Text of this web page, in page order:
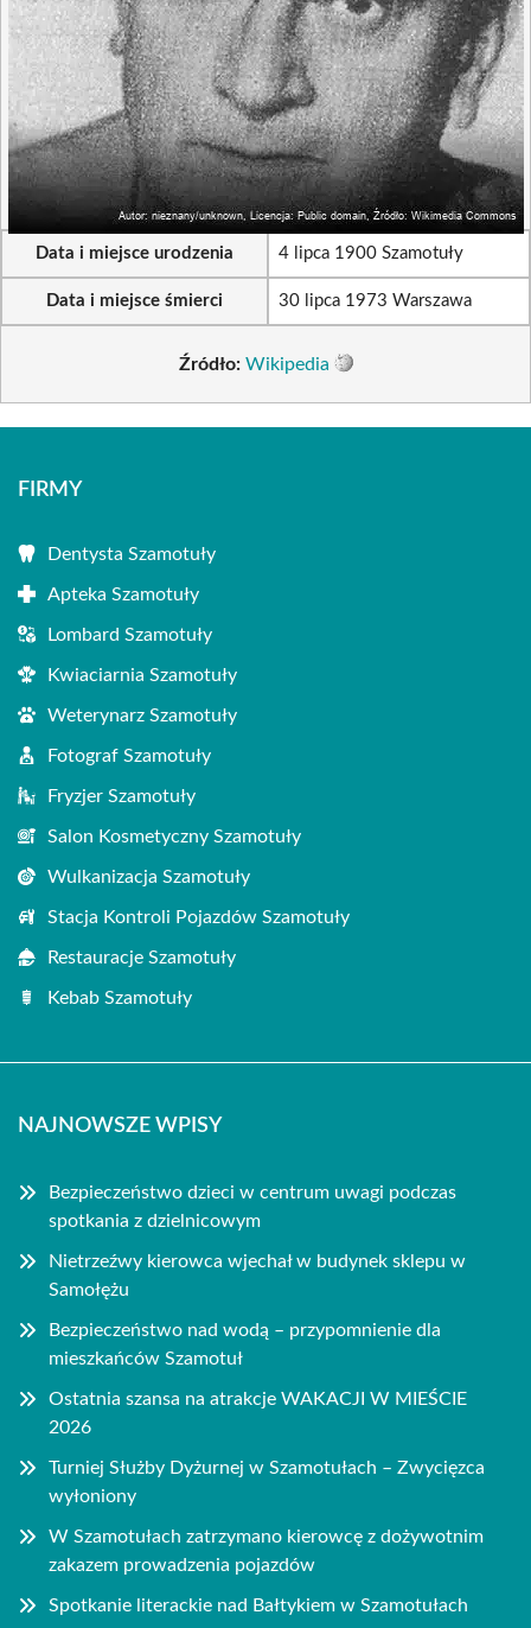
Data i miejsce urodzenia 4 lipca 1900 Szamotuły
Data i miejsce śmierci 30 lipca 1973 Warszawa
Źródło: Wikipedia
FIRMY
Dentysta Szamotuły
Apteka Szamotuły
Lombard Szamotuły
Kwiaciarnia Szamotuły
Weterynarz Szamotuły
Fotograf Szamotuły
Fryzjer Szamotuły
Salon Kosmetyczny Szamotuły
Wulkanizacja Szamotuły
Stacja Kontroli Pojazdów Szamotuły
Restauracje Szamotuły
Kebab Szamotuły
NAJNOWSZE WPISY
Bezpieczeństwo dzieci w centrum uwagi podczas
spotkania z dzielnicowym
Nietrzeźwy kierowca wjechał w budynek sklepu w
Samołężu
Bezpieczeństwo nad wodą – przypomnienie dla
mieszkańców Szamotuł
Ostatnia szansa na atrakcje WAKACJI W MIEŚCIE
2026
Turniej Służby Dyżurnej w Szamotułach – Zwycięzca
wyłoniony
W Szamotułach zatrzymano kierowcę z dożywotnim
zakazem prowadzenia pojazdów
Spotkanie literackie nad Bałtykiem w Szamotułach